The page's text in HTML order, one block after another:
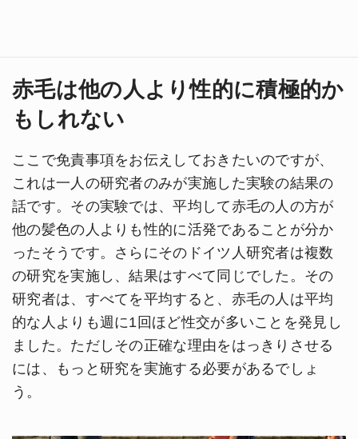
赤毛は他の人より性的に積極的か
もしれない
ここで免責事項をお伝えしておきたいのですが、
これは一人の研究者のみが実施した実験の結果の
話です。その実験では、平均して赤毛の人の方が
他の髪色の人よりも性的に活発であることが分か
ったそうです。さらにそのドイツ人研究者は複数
の研究を実施し、結果はすべて同じでした。その
研究者は、すべてを平均すると、赤毛の人は平均
的な人よりも週に1回ほど性交が多いことを発見し
ました。ただしその正確な理由をはっきりさせる
には、もっと研究を実施する必要があるでしょ
う。